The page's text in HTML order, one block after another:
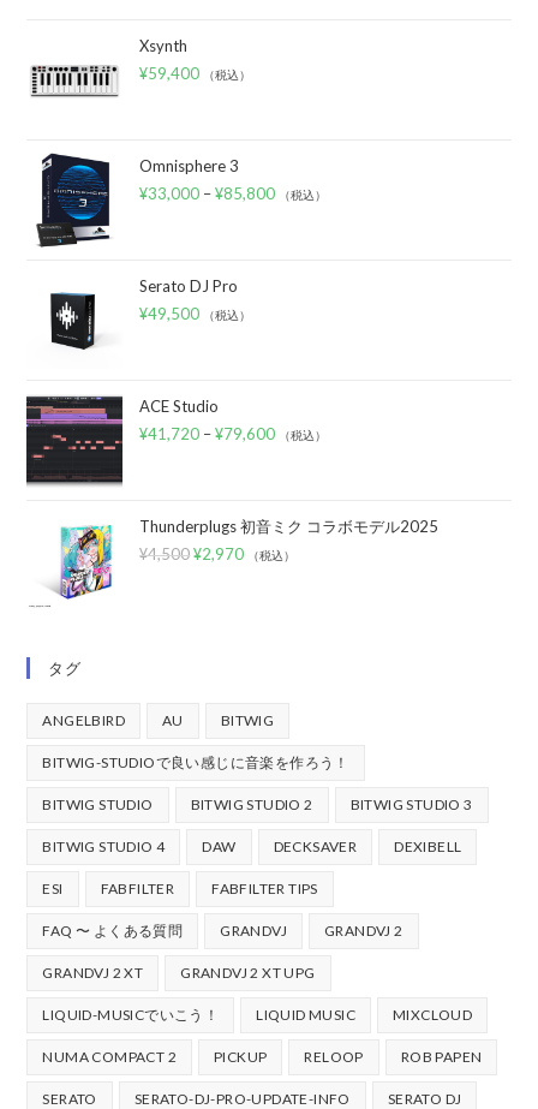
Xsynth
¥59,400 （税込）
Omnisphere 3
¥33,000 –¥85,800 （税込）
Serato DJ Pro
¥49,500 （税込）
ACE Studio
¥41,720 –¥79,600 （税込）
Thunderplugs 初音ミク コラボモデル2025
¥4,500 ¥2,970 （税込）
タグ
ANGELBIRD AU BITWIG
BITWIG-STUDIOで良い感じに音楽を作ろう！
BITWIG STUDIO BITWIG STUDIO 2 BITWIG STUDIO 3
BITWIG STUDIO 4 DAW DECKSAVER DEXIBELL
ESI FABFILTER FABFILTER TIPS
FAQ 〜 よくある質問 GRANDVJ GRANDVJ 2
GRANDVJ 2 XT GRANDVJ 2 XT UPG
LIQUID-MUSICでいこう！ LIQUID MUSIC MIXCLOUD
NUMA COMPACT 2 PICKUP RELOOP ROB PAPEN
SERATO SERATO-DJ-PRO-UPDATE-INFO SERATO DJ